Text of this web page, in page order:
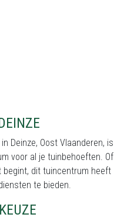
Deinze, Oost Vlaanderen, is
voor al je tuinbehoeften. Of
begint, dit tuincentrum heeft
te bieden.